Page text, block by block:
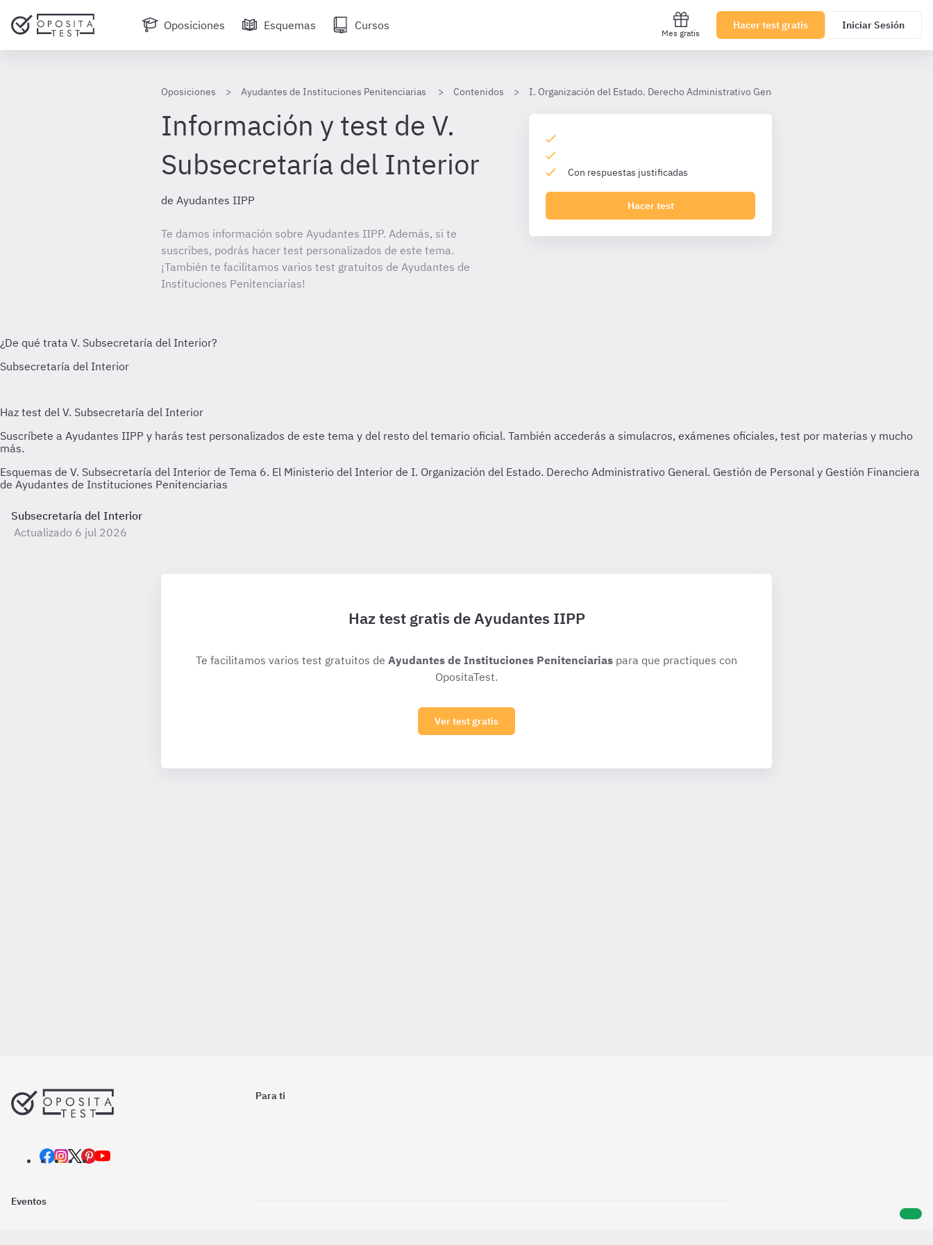
Oposiciones Esquemas Cursos
Mes gratis
Hacer test gratis Iniciar Sesión
Oposiciones Ayudantes de Instituciones Penitenciarias Contenidos I. Organización del Estado. Derecho Administrativo General. Gestión de Personal y Gestión
Información y test de V.
Subsecretaría del Interior
de Ayudantes IIPP
Te damos información sobre Ayudantes IIPP. Además, si te
suscribes, podrás hacer test personalizados de este tema.
¡También te facilitamos varios test gratuitos de Ayudantes de
Instituciones Penitenciarias!
Con respuestas justificadas
Hacer test
Esquemas de V. Subsecretaría del Interior de Tema 6. El Ministerio del Interior de I. Organización del Estado. Derecho Administrativo General. Gestión de Personal y Gestión Financiera
de Ayudantes de Instituciones Penitenciarias
Subsecretaría del Interior
Actualizado 6 jul 2026
Haz test gratis de Ayudantes IIPP
Te facilitamos varios test gratuitos de Ayudantes de Instituciones Penitenciarias para que practiques con
OpositaTest.
Ver test gratis
Para ti
Eventos